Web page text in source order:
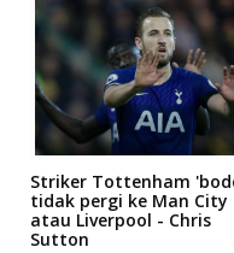
Striker Tottenham
tidak pergi ke Man City
atau Liverpool - Chris
Sutton